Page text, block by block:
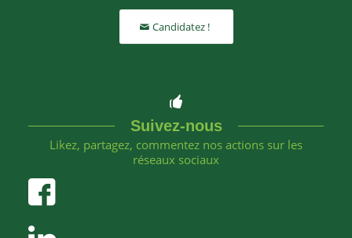
Candidatez !
Suivez-nous
Likez, partagez, commentez nos actions sur les
réseaux sociaux